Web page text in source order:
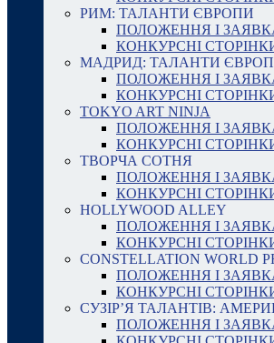
РИМ: ТАЛАНТИ ЄВРОПИ
ПОЛОЖЕННЯ І
КОНКУРСНІ
МАДРИД: ТАЛАНТИ
ПОЛОЖЕННЯ І
КОНКУРСНІ
TOKYO ART NINJA
ПОЛОЖЕННЯ І
КОНКУРСНІ
ТВОРЧА СОТНЯ
ПОЛОЖЕННЯ І
КОНКУРСНІ
HOLLYWOOD ALLEY
ПОЛОЖЕННЯ І
КОНКУРСНІ
CONSTELLATION WORLD
ПОЛОЖЕННЯ І
КОНКУРСНІ
СУЗІР’Я ТАЛАНТІВ:
ПОЛОЖЕННЯ І